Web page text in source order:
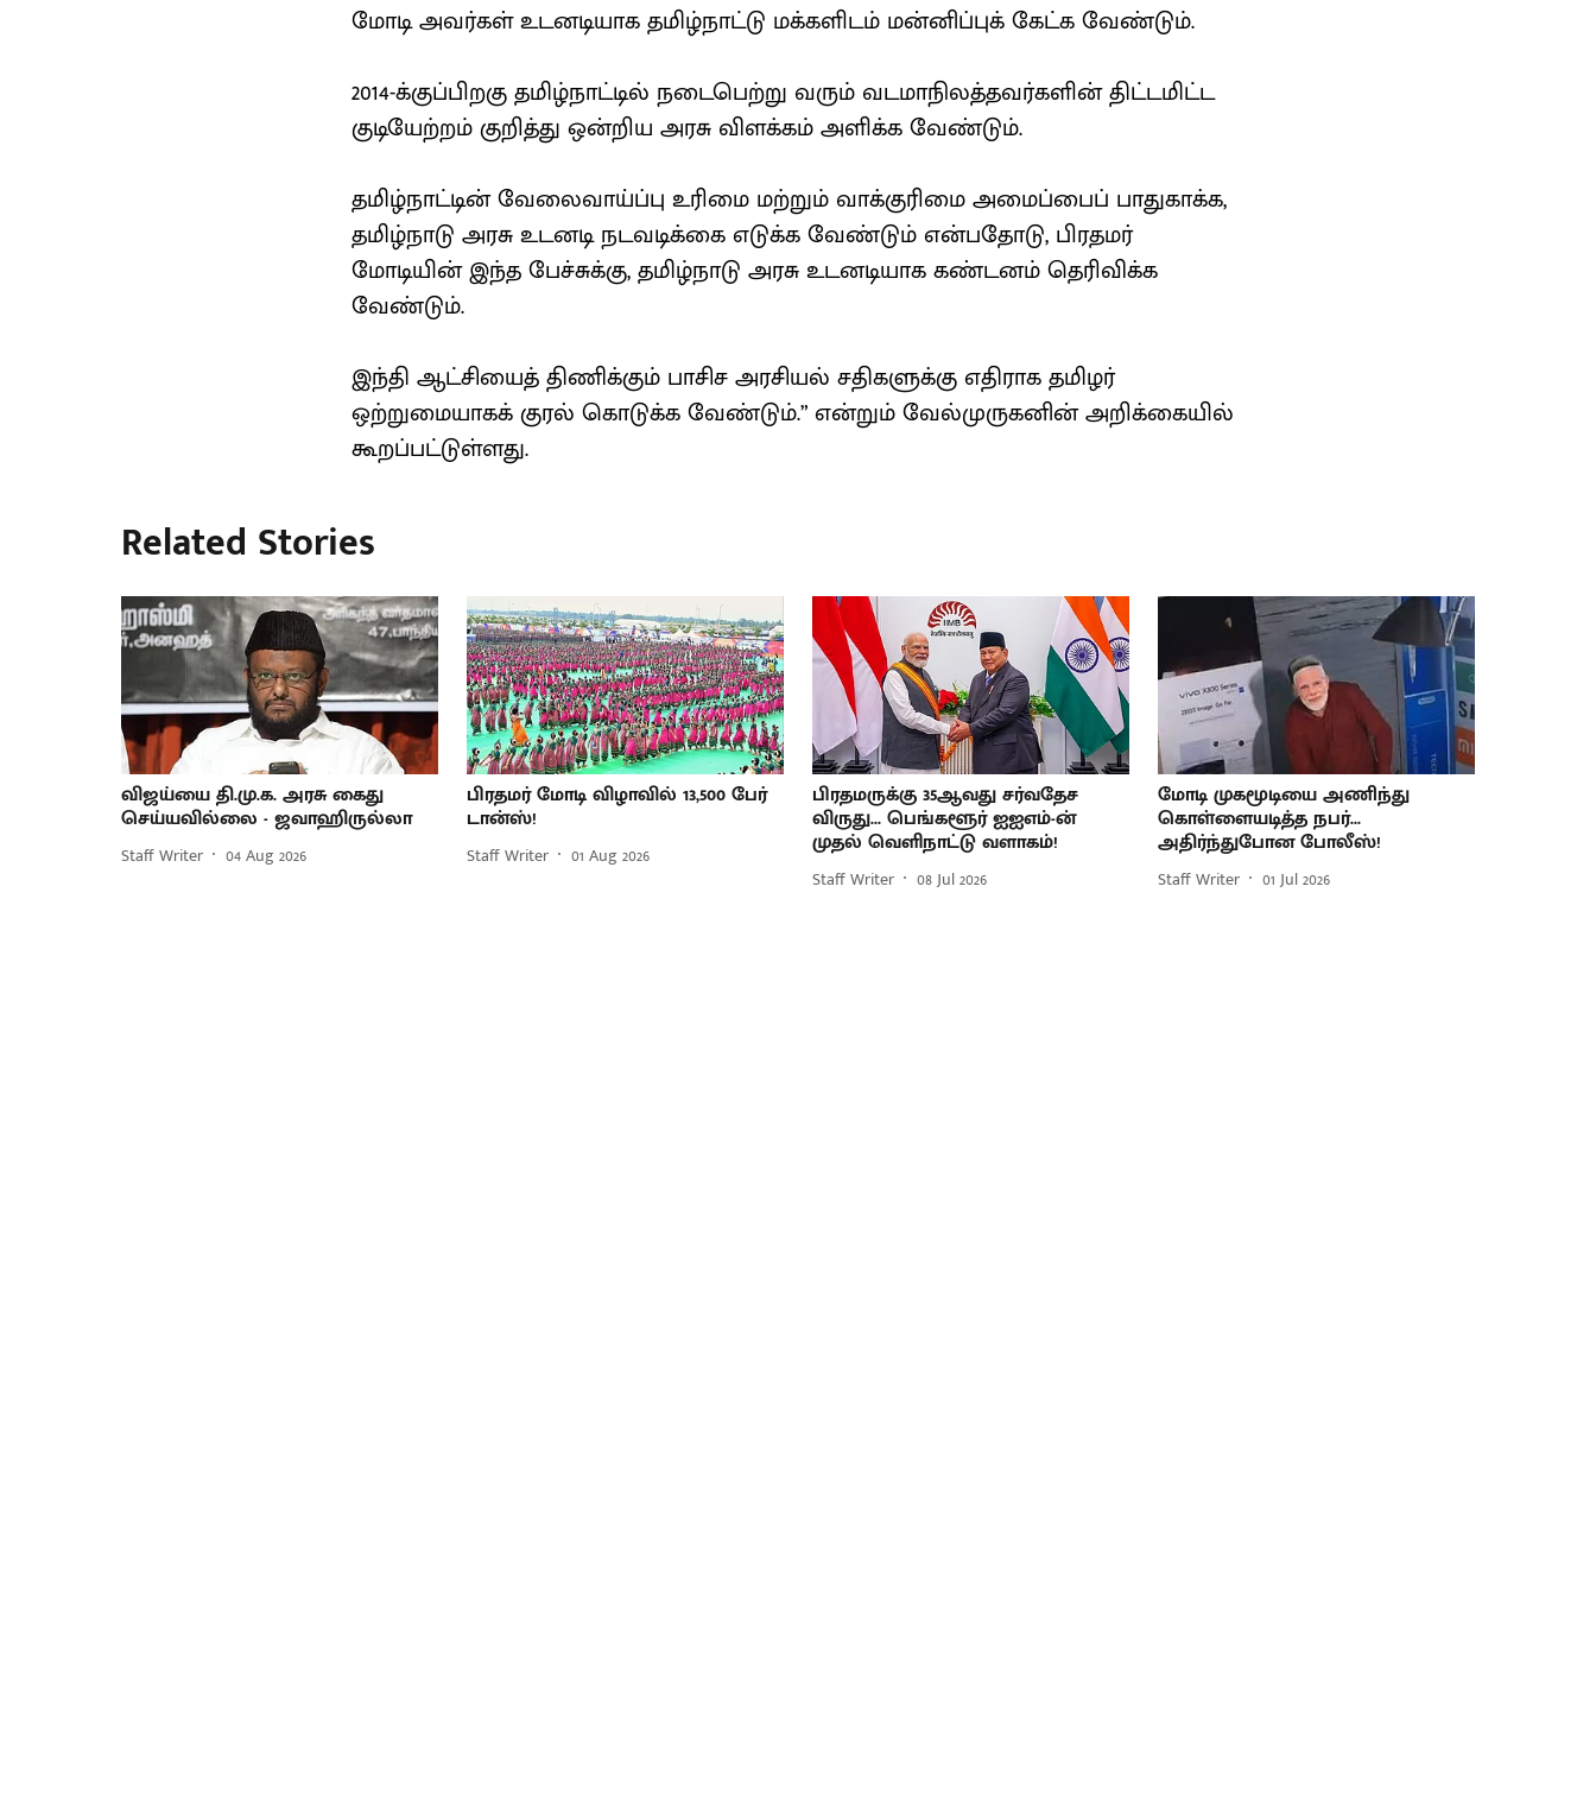
மோடி அவர்கள் உடனடியாக தமிழ்நாட்டு மக்களிடம் மன்னிப்புக் கேட்க வேண்டும்.
2014-க்குப்பிறகு தமிழ்நாட்டில் நடைபெற்று வரும் வடமாநிலத்தவர்களின் திட்டமிட்ட
குடியேற்றம் குறித்து ஒன்றிய அரசு விளக்கம் அளிக்க வேண்டும்.
தமிழ்நாட்டின் வேலைவாய்ப்பு உரிமை மற்றும் வாக்குரிமை அமைப்பைப் பாதுகாக்க,
தமிழ்நாடு அரசு உடனடி நடவடிக்கை எடுக்க வேண்டும் என்பதோடு, பிரதமர்
மோடியின் இந்த பேச்சுக்கு, தமிழ்நாடு அரசு உடனடியாக கண்டனம் தெரிவிக்க
வேண்டும்.
இந்தி ஆட்சியைத் திணிக்கும் பாசிச அரசியல் சதிகளுக்கு எதிராக தமிழர்
ஒற்றுமையாகக் குரல் கொடுக்க வேண்டும்.” என்றும் வேல்முருகனின் அறிக்கையில்
கூறப்பட்டுள்ளது.
Related Stories
விஜய்யை தி.மு.க. அரசு கைது
செய்யவில்லை - ஜவாஹிருல்லா
Staff Writer 04 Aug 2026
பிரதமர் மோடி விழாவில் 13,500 பேர்
டான்ஸ்!
Staff Writer 01 Aug 2026
பிரதமருக்கு 35ஆவது சர்வதேச
விருது... பெங்களூர் ஐஐஎம்-ன்
முதல் வெளிநாட்டு வளாகம்!
Staff Writer 08 Jul 2026
மோடி முகமூடியை அணிந்து
கொள்ளையடித்த நபர்...
அதிர்ந்துபோன போலீஸ்!
Staff Writer 01 Jul 2026